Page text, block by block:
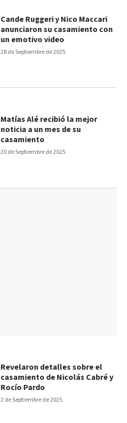
28 de Septiembre de 2025
Cande Ruggeri y Nico Maccari
anunciaron su casamiento con
un emotivo video
20 de Septiembre de 2025
Matías Alé recibió la mejor
noticia a un mes de su
casamiento
2 de Septiembre de 2025
Revelaron detalles sobre el
casamiento de Nicolás Cabré y
Rocío Pardo